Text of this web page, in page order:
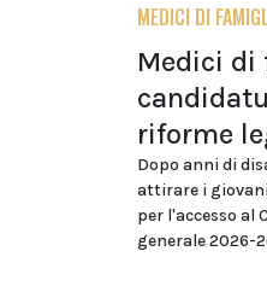
MEDICI DI
Medici di
riforme
Dopo anni di
attirare i
per l'accesso al
generale 2026-